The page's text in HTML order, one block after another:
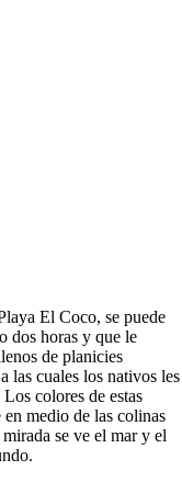
El Coco, se puede
dos horas y que le
de planicies
las cuales los nativos les
colores de estas
medio de las colinas
se ve el mar y el